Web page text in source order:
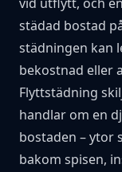
städad bostad
städningen kan
bekostnad eller
Flyttstädning
handlar om en
bostaden – ytor
bakom spisen,